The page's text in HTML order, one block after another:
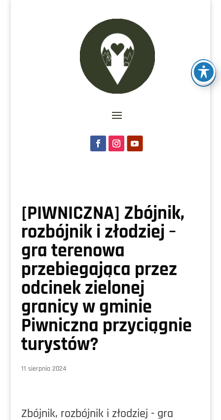
[PIWNICZNA] Zbójnik,
rozbójnik i złodziej –
gra terenowa
przebiegająca przez
odcinek zielonej
granicy w gminie
Piwniczna przyciągnie
turystów?
11 sierpnia 2024
Zbójnik, rozbójnik i złodziej - gra